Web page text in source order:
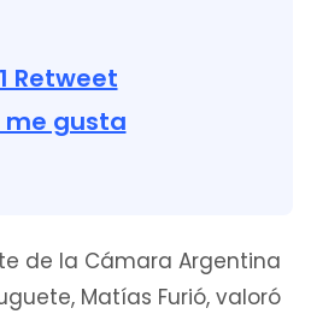
1 Retweet
me gusta
de la Cámara Argentina
Matías Furió, valoró